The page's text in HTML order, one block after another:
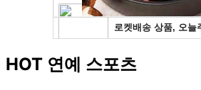
HOT 연예 스포츠